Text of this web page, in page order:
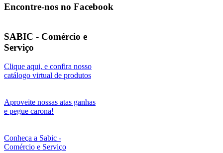
Encontre-nos no Facebook
SABIC - Comércio e
Serviço
Clique aqui, e confira nosso
catálogo virtual de produtos
Aproveite nossas atas ganhas
e pegue carona!
Conheça a Sabic -
Comércio e Serviço